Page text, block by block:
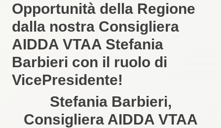
Opportunità della Regione
dalla ​nostra Consigliera
AIDDA VTAA Stefania
Barbier​i​ con il ruolo di
VicePresidente!
Stefania Barbieri,
Consigliera AIDDA VTAA